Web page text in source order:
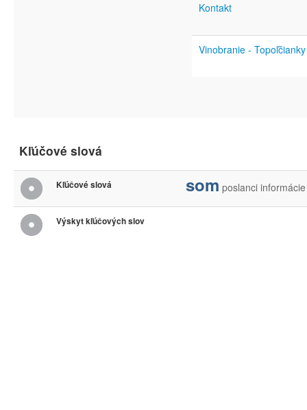
Kontakt
Vinobranie - Topoľčianky
Kľúčové slová
Kľúčové slová som poslanci informácie
Výskyt kľúčových slov